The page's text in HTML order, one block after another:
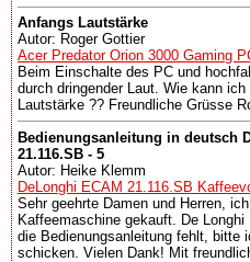
Anfangs Lautstärke
Autor: Roger Gottier
Acer Predator Orion 3000 Gaming
Beim Einschalte des PC und
durch dringender Laut. Wie kann
Lautstärke ?? Freundliche Grüsse
Bedienungsanleitung in deutsch
21.116.SB - 5
Autor: Heike Klemm
DeLonghi ECAM 21.116.SB
Sehr geehrte Damen und Herren,
Kaffeemaschine gekauft. De
die Bedienungsanleitung fehlt, bitte
schicken. Vielen Dank! Mit